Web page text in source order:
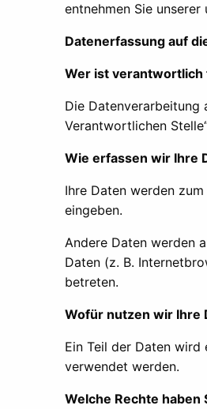
entnehmen Sie
Datenerfassung auf
Wer ist verantwortlich
Die Datenverarbeitung
Verantwortlichen
Wie erfassen wir Ihre
Ihre Daten werden
eingeben.
Andere Daten werden
Daten (z. B.
betreten.
Wofür nutzen wir Ihre
Ein Teil der Daten wird
verwendet werden.
Welche Rechte haben